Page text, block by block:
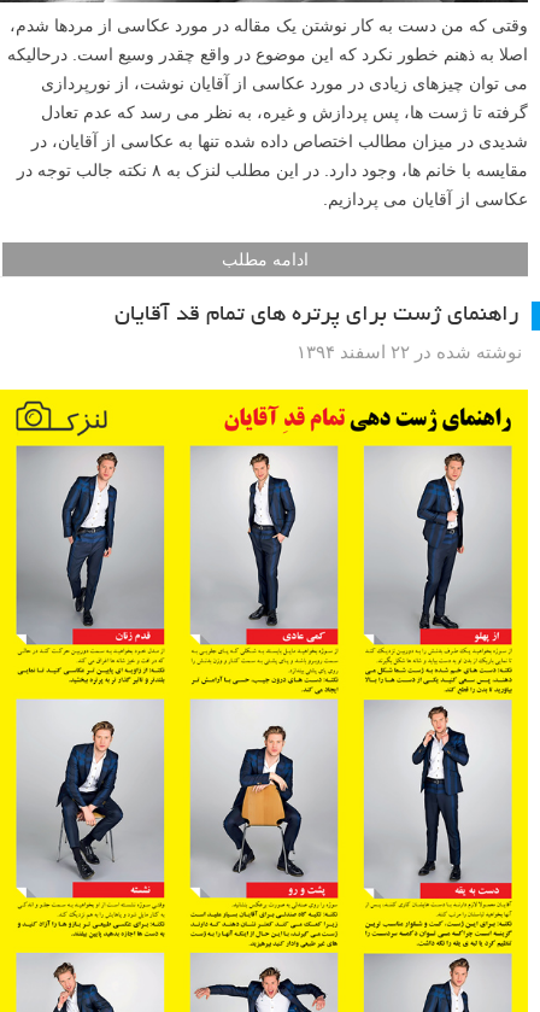
وقتی که من دست به کار نوشتن یک مقاله در مورد عکاسی از مردها شدم،
اصلا به ذهنم خطور نکرد که این موضوع در واقع چقدر وسیع است. درحالیکه
می توان چیزهای زیادی در مورد عکاسی از آقایان نوشت، از نورپردازی
گرفته تا ژست ها، پس پردازش و غیره، به نظر می رسد که عدم تعادل
شدیدی در میزان مطالب اختصاص داده شده تنها به عکاسی از آقایان، در
مقایسه با خانم ها، وجود دارد. در این مطلب لنزک به ۸ نکته جالب توجه در
عکاسی از آقایان می پردازیم.
ادامه مطلب
راهنمای ژست برای پرتره های تمام قد آقایان
نوشته شده در ۲۲ اسفند ۱۳۹۴